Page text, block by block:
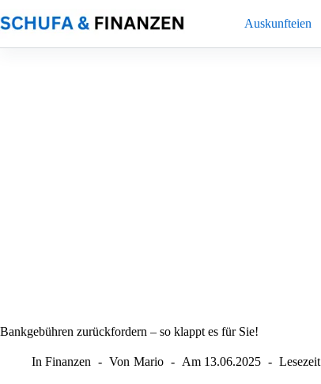
Inhalt
springen
Auskunfteien
Bankgebühren zurückfordern – so klappt es für Sie!
In Finanzen Von Mario Am 13.06.2025 Lesezeit